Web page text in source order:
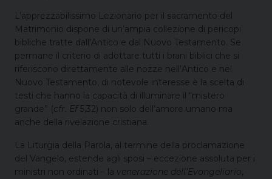
L’apprezzabilissimo Lezionario per il sacramento del
Matrimonio dispone di un’ampia collezione di pericopi
bibliche tratte dall’Antico e dal Nuovo Testamento. Se
permane il criterio di adottare tutti i brani biblici che si
riferiscono direttamente alle nozze nell’Antico e nel
Nuovo Testamento, di notevole interesse è la scelta di
testi che hanno la capacità di illuminare il “mistero
grande” (cfr. Ef5,32) non solo dell’amore umano ma
anche della rivelazione cristiana.
La Liturgia della Parola, al termine della proclamazione
del Vangelo, estende agli sposi – eccezione assoluta per i
ministri non ordinati – la venerazione dell’Evangeliario,